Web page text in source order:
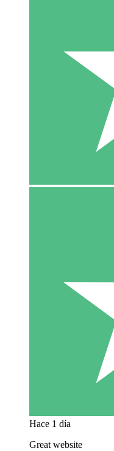
Hace 1 día
Great website